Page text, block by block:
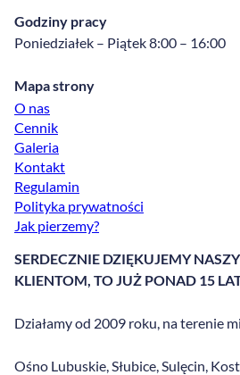
Godziny pracy
Poniedziałek – Piątek 8:00 – 16:00
Mapa strony
O nas
Cennik
Galeria
Kontakt
Regulamin
Polityka prywatności
Jak pierzemy?
SERDECZNIE DZIĘKUJEMY
KLIENTOM, TO JUŻ PONAD 15
Działamy od 2009 roku, na terenie
Ośno Lubuskie , Słubice, Sulęcin,